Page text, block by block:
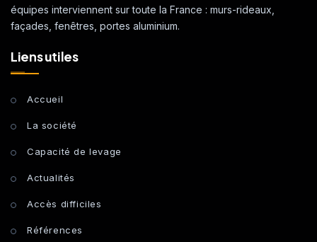
équipes interviennent sur toute la France : murs-rideaux,
façades, fenêtres, portes aluminium.
Liens utiles
Accueil
La société
Capacité de levage
Actualités
Accès difficiles
Références